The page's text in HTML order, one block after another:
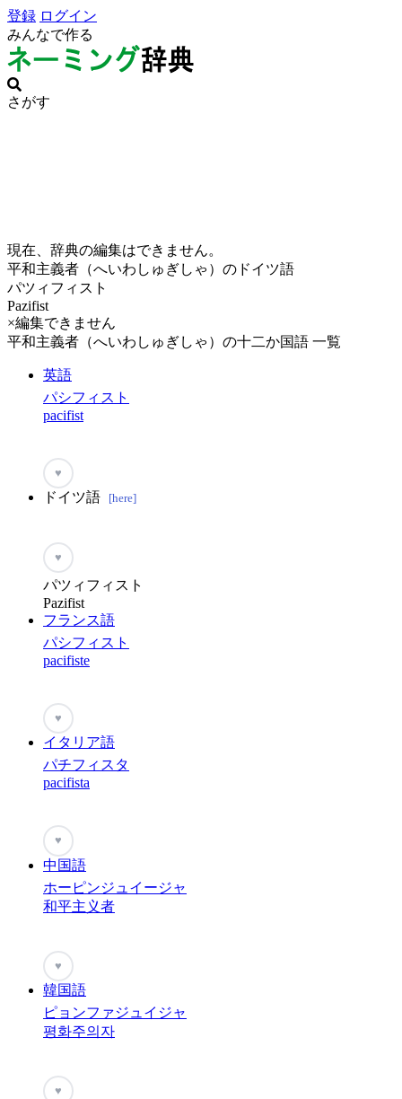
登録 ログイン
みんなで作る
さがす
現在、辞典の編集はできません。
平和主義者（へいわしゅぎしゃ）のドイツ語
パツィフィスト
Pazifist
×編集できません
平和主義者（へいわしゅぎしゃ）の十二か国語 一覧
英語
パシフィスト
pacifist
♥
ドイツ語 [here]
♥
パツィフィスト
Pazifist
フランス語
パシフィスト
pacifiste
♥
イタリア語
パチフィスタ
pacifista
♥
中国語
ホーピンジュイージャ
和平主义者
♥
韓国語
ピョンファジュイジャ
평화주의자
♥